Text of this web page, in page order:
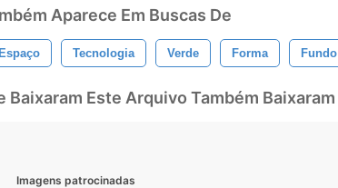
Aparece Em Buscas De
Espaço Tecnologia Verde Forma Fundo
Baixaram Este Arquivo Também Baixaram
Imagens patrocinadas